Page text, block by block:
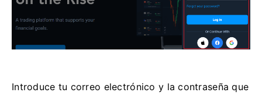
Introduce tu correo electrónico y la contraseña que